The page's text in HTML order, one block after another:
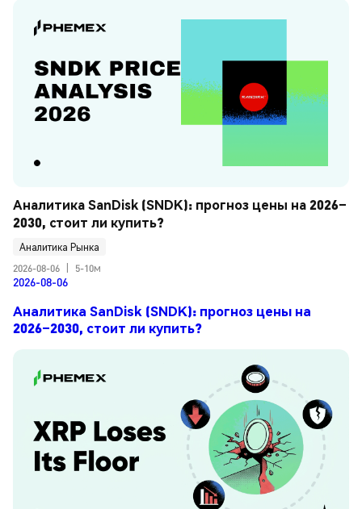
Аналитика SanDisk (SNDK): прогноз цены на 2026–
2030, стоит ли купить?
Аналитика Рынка
2026-08-06
5-10м
2026-08-06
Аналитика SanDisk (SNDK): прогноз цены на
2026–2030, стоит ли купить?